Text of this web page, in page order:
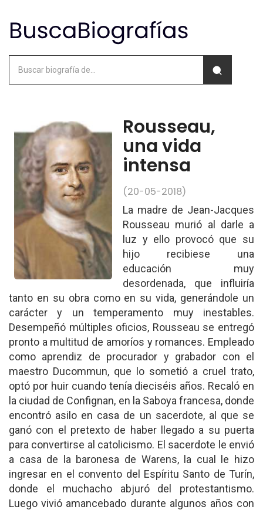
Rousseau,
una vida
intensa
(20-05-2018)
La madre de Jean-Jacques
Rousseau murió al darle a
luz y ello provocó que su
hijo recibiese una
educación muy
desordenada, que influiría
tanto en su obra como en su vida, generándole un
carácter y un temperamento muy inestables.
Desempeñó múltiples oficios, Rousseau se entregó
pronto a multitud de amoríos y romances. Empleado
como aprendiz de procurador y grabador con el
maestro Ducommun, que lo sometió a cruel trato,
optó por huir cuando tenía dieciséis años. Recaló en
la ciudad de Confignan, en la Saboya francesa, donde
encontró asilo en casa de un sacerdote, al que se
ganó con el pretexto de haber llegado a su puerta
para convertirse al catolicismo. El sacerdote le envió
a casa de la baronesa de Warens, la cual le hizo
ingresar en el convento del Espíritu Santo de Turín,
donde el muchacho abjuró del protestantismo.
Luego vivió amancebado durante algunos años con